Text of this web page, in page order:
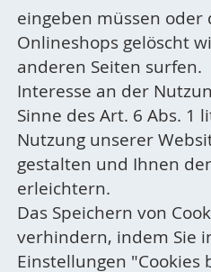
eingeben müssen
Onlineshops gelöscht
anderen Seiten
Interesse an der
Sinne des Art. 6 Abs. 1
Nutzung unserer
gestalten und Ihnen
erleichtern.
Das Speichern von
verhindern, indem Sie
Einstellungen "Cookies